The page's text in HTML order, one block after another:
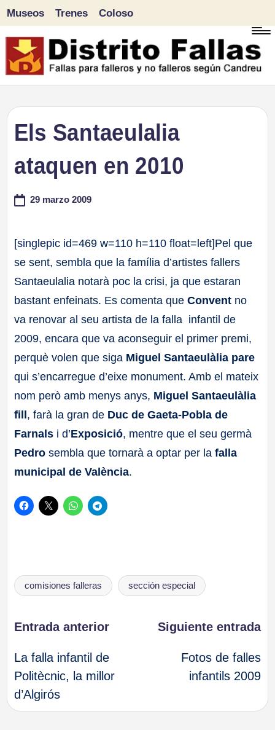
Saltar
al
Museos Trenes Coloso
Els Santaeulalia
ataquen en 2010
29 marzo 2009
[singlepic id=469 w=110 h=110 float=left]Pel que
se sent, sembla que la família d’artistes fallers
Santaeulalia notarà poc la crisi, ja que estaran
bastant enfeinats. Es comenta queConvent no
va renovar al seu artista de la falla infantil de
2009, encara que va aconseguir el primer premi,
perquè volen que siga Miguel Santaeulàlia pare
qui s’encarregue d’eixe monument. Amb el mateix
nom però amb menys anys, Miguel Santaeulàlia
fill, farà la gran de Duc de Gaeta-Pobla de
Farnals i d’Exposició, mentre que el seu germà
Pedro sembla que tornarà a optar per lafalla
municipal de València.
Etiquetas:
comisiones falleras sección especial
Navegación
de
entradas
Entrada anterior
La falla infantil de
Politècnic, la millor
d’Algirós
Siguiente entrada
Fotos de falles
infantils 2009